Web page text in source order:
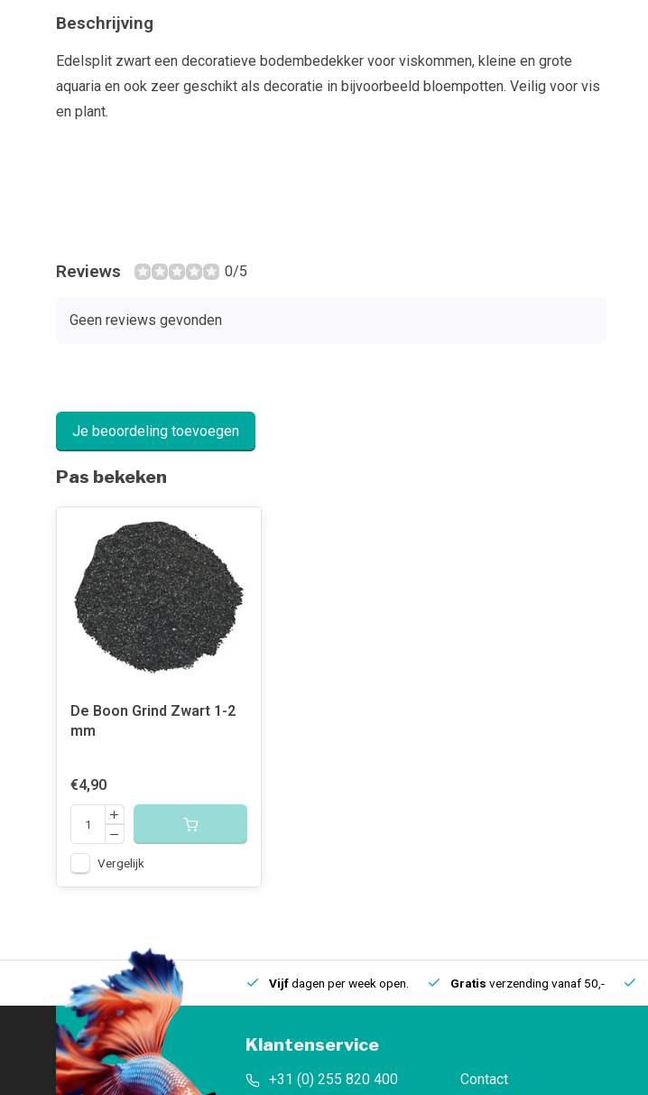
Beschrijving
Edelsplit zwart een decoratieve bodembedekker voor viskommen, kleine en grote
aquaria en ook zeer geschikt als decoratie in bijvoorbeeld bloempotten. Veilig voor vis
en plant.
Reviews 0/5
Geen reviews gevonden
Je beoordeling toevoegen
Pas bekeken
De Boon Grind Zwart 1-2
mm
€4,90
Vergelijk
Eenfysieke winkelin IJmuiden Vijfdagen per week open. Gratis verzending vanaf 50,-
Klantenservice
+31 (0) 255 820 400 Contact